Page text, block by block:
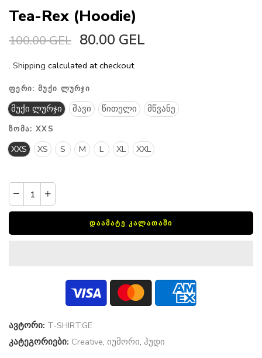
Tea-Rex (Hoodie)
100.00 GEL 80.00 GEL
. Shipping calculated at checkout.
ᲤᲔᲠᲘ: ᲛᲣᲥᲘ ᲚᲣᲠᲯᲘ
მუქი ლურჯი შავი წითელი მწვანე
ᲖᲝᲛᲐ: XXS
XXS XS S M L XL XXL
ᲓᲐᲐᲛᲐᲢᲔ ᲙᲐᲚᲐᲗᲐᲨᲘ
ავტორი: T-SHIRT.GE
კატეგორიები: Creative, იუმორი, ჰუდი